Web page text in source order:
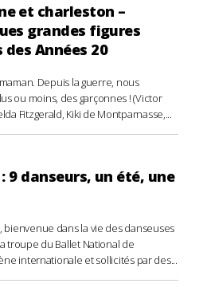
et charleston –
grandes figures
Années 20
Depuis la guerre, nous
ou moins, des garçonnes ! (Victor
Fitzgerald, Kiki de Montparnasse,...
9 danseurs, un été, une
bienvenue dans la vie des danseuses
troupe du Ballet National de
internationale et sollicités par des...